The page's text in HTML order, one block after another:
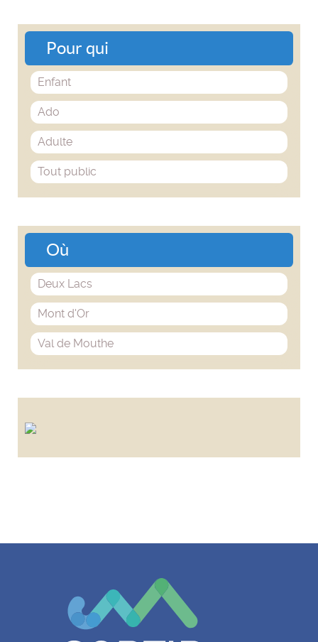
Pour qui
Enfant
Ado
Adulte
Tout public
Où
Deux Lacs
Mont d'Or
Val de Mouthe